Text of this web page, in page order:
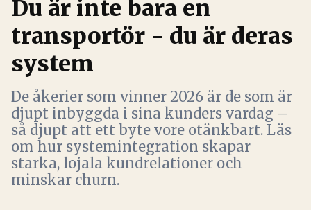
Du är inte bara en
transportör - du är deras
system
De åkerier som vinner 2026 är de som är
djupt inbyggda i sina kunders vardag –
så djupt att ett byte vore otänkbart. Läs
om hur systemintegration skapar
starka, lojala kundrelationer och
minskar churn.